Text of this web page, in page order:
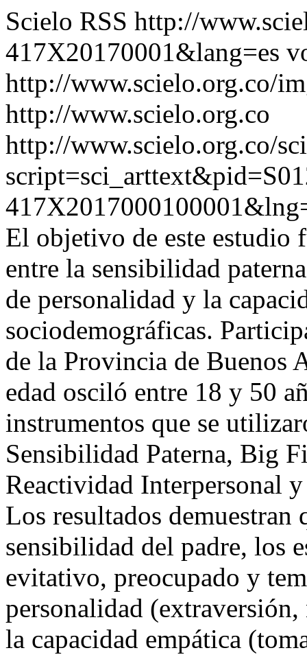
Scielo RSS http://
417X20170001&lang=es
http://www.scielo.org.co/
http://www.scielo.org.co
http://www.scielo.org.co/
El objetivo de este estudio
entre la sensibilidad
de personalidad y la
sociodemográficas.
de la Provincia de Buenos
edad osciló entre 18 y 50
instrumentos que se
Sensibilidad Paterna, Big
Reactividad Interpersonal
Los resultados demuestran
sensibilidad del padre, los
evitativo, preocupado y
personalidad
la capacidad empática